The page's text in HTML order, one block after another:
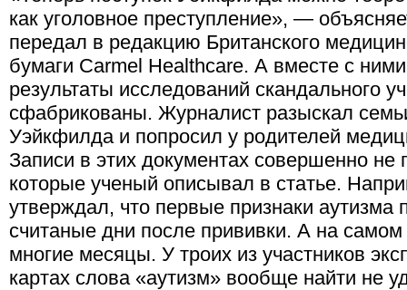
как уголовное преступление», —
передал в редакцию Британского
бумаги Carmel Healthcare. А вместе с
результаты исследований скандального
сфабрикованы. Журналист разыскал
Уэйкфилда и попросил у родителей
Записи в этих документах совершенно не
которые ученый описывал в статье.
утверждал, что первые признаки аутизма
считаные дни после прививки. А на
многие месяцы. У троих из участников
картах слова «аутизм» вообще найти не